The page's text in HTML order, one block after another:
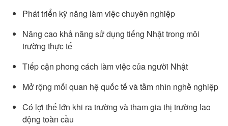
Phát triển kỹ năng làm việc chuyên nghiệp
Nâng cao khả năng sử dụng tiếng Nhật trong môi
trường thực tế
Tiếp cận phong cách làm việc của người Nhật
Mở rộng mối quan hệ quốc tế và tầm nhìn nghề nghiệp
Có lợi thế lớn khi ra trường và tham gia thị trường lao
động toàn cầu